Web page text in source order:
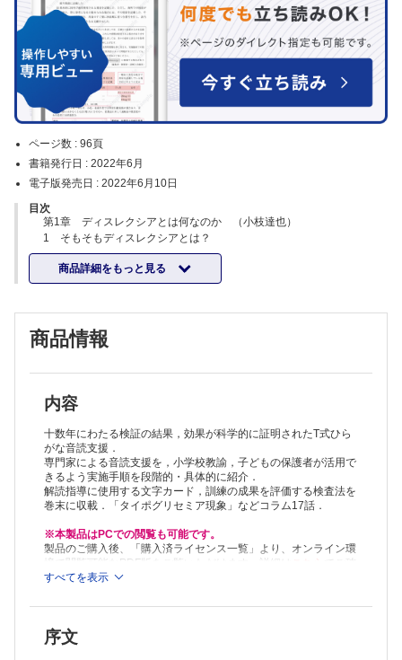
ページ数 : 96頁
書籍発行日 : 2022年6月
電子版発売日 : 2022年6月10日
目次
第1章 ディスレクシアとは何なのか （小枝達也）
1 そもそもディスレクシアとは？
2 ディスレクシアの定義
3 ディスレクシアの根本的な原因
4 ディスレクシアの症状
7 ディスレクシアの診断チャート
第2章 Ｔ式ひらがな音読支援
2）2段階方式による音読指導の開発について
3）RTIモデルによる早期発見と早期介入の開発について
2 2段階方式による音読指導
1）2段階方式による指導の理論 （小枝達也）
2）解読指導 （小枝達也）
3）語彙指導 （小枝達也／関あゆみ）
3 RTIモデルによる早期発見と早期対応 （関あゆみ）
第3章 T式ひらがな音読支援の実際
1 2段階方式による音読指導の実際 （小枝達也）
1）解読指導の実際
2）語彙指導の実際
2 RTIモデルによる音読指導の実際 （関あゆみ）
2）2年時の検査と指導（段階Ⅲ）
巻末資料
1 解読指導原法（文字カード）
商品詳細をもっと見る
商品情報
内容
十数年にわたる検証の結果，効果が科学的に証明されたT式ひら
がな音読支援．
専門家による音読支援を，小学校教諭，子どもの保護者が活用で
きるよう実施手順を段階的・具体的に紹介．
解読指導に使用する文字カード，訓練の成果を評価する検査法を
巻末に収載．「タイポグリセミア現象」などコラム17話．
※本製品はPCでの閲覧も可能です。
製品のご購入後、「購入済ライセンス一覧」より、オンライン環
境で閲覧可能なPDF版をご覧いただけます。詳細は
こちら
認ください。
最新版
すべてを表示
序文